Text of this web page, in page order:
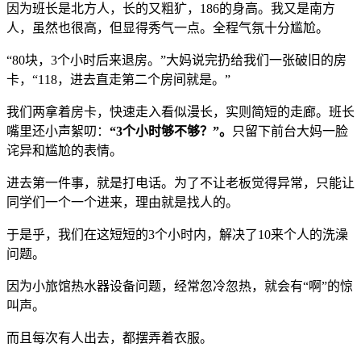
因为班长是北方人，长的又粗犷，186的身高。我又是南方
人，虽然也很高，但显得秀气一点。全程气氛十分尴尬。
“80块，3个小时后来退房。”大妈说完扔给我们一张破旧的房
卡，“118，进去直走第二个房间就是。”
我们两拿着房卡，快速走入看似漫长，实则简短的走廊。班长
嘴里还小声絮叨： “3个小时够不够？”。
只留下前台大妈一脸
诧异和尴尬的表情。
进去第一件事，就是打电话。为了不让老板觉得异常，只能让
同学们一个一个进来，理由就是找人的。
于是乎，我们在这短短的3个小时内，解决了10来个人的洗澡
问题。
因为小旅馆热水器设备问题，经常忽冷忽热，就会有“啊”的惊
叫声。
而且每次有人出去，都摆弄着衣服。